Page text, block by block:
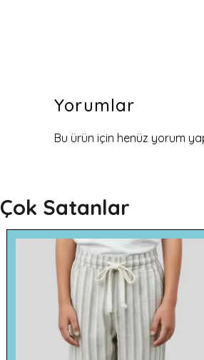
Yorumlar
Bu ürün için henüz yorum
Çok Satanlar